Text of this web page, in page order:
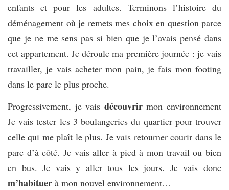
enfants et pour les adultes. Terminons l’histoire du
déménagement où je remets mes choix en question parce
que je ne me sens pas si bien que je l’avais pensé dans
cet appartement. Je déroule ma première journée : je vais
travailler, je vais acheter mon pain, je fais mon footing
dans le parc le plus proche.
Progressivement, je vais découvrirmon environnement
Je vais tester les 3 boulangeries du quartier pour trouver
celle qui me plaît le plus. Je vais retourner courir dans le
parc d’à côté. Je vais aller à pied à mon travail ou bien
en bus. Je vais y aller tous les jours. Je vais donc
m’habituer à mon nouvel environnement…